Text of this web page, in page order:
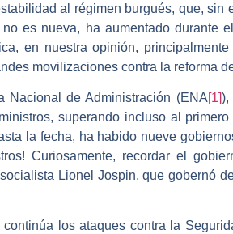
al régimen burgués, que,
es nueva, ha aumentado durante
en nuestra opinión,
movilizaciones contra la reforma
Nacional de Administración (ENA[1]),
superando incluso al
la fecha, ha habido nueve
Curiosamente, recordar el
Lionel Jospin, que gobernó
continúa los ataques contra la